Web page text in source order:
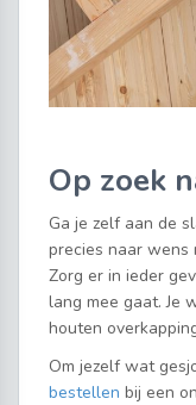
Op zoek
Ga je zelf aan de
precies naar wens
Zorg er in ieder
lang mee gaat. Je
houten
Om jezelf wat
bestellen bij een